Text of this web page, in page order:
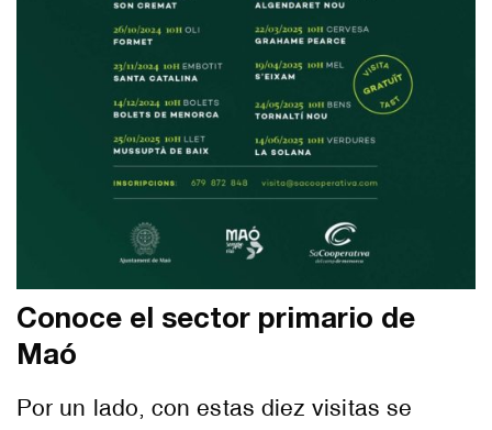
Conoce el sector primario de
Maó
Por un lado, con estas diez visitas se